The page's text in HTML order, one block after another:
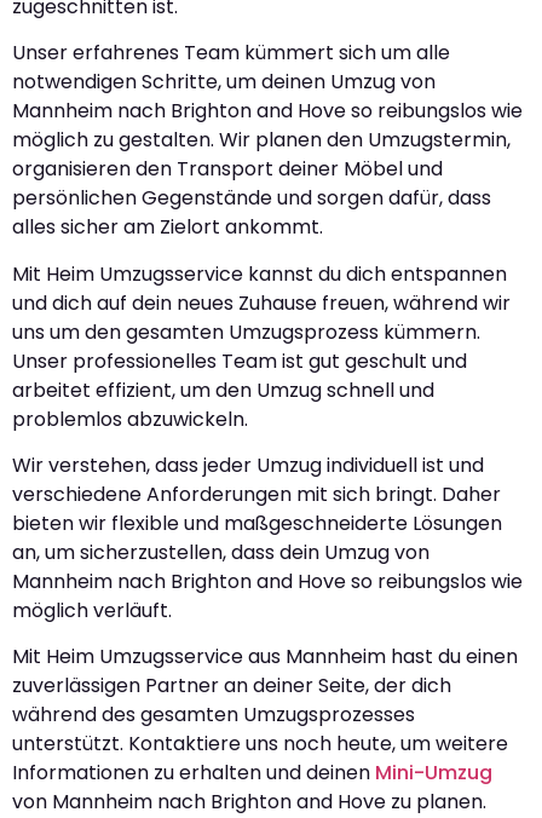
zugeschnitten ist.
Unser erfahrenes Team kümmert sich um alle
notwendigen Schritte, um deinen Umzug von
Mannheim nach Brighton and Hove so reibungslos wie
möglich zu gestalten. Wir planen den Umzugstermin,
organisieren den Transport deiner Möbel und
persönlichen Gegenstände und sorgen dafür, dass
alles sicher am Zielort ankommt.
Mit Heim Umzugsservice kannst du dich entspannen
und dich auf dein neues Zuhause freuen, während wir
uns um den gesamten Umzugsprozess kümmern.
Unser professionelles Team ist gut geschult und
arbeitet effizient, um den Umzug schnell und
problemlos abzuwickeln.
Wir verstehen, dass jeder Umzug individuell ist und
verschiedene Anforderungen mit sich bringt. Daher
bieten wir flexible und maßgeschneiderte Lösungen
an, um sicherzustellen, dass dein Umzug von
Mannheim nach Brighton and Hove so reibungslos wie
möglich verläuft.
Mit Heim Umzugsservice aus Mannheim hast du einen
zuverlässigen Partner an deiner Seite, der dich
während des gesamten Umzugsprozesses
unterstützt. Kontaktiere uns noch heute, um weitere
Informationen zu erhalten und deinen Mini-Umzug
von Mannheim nach Brighton and Hove zu planen.